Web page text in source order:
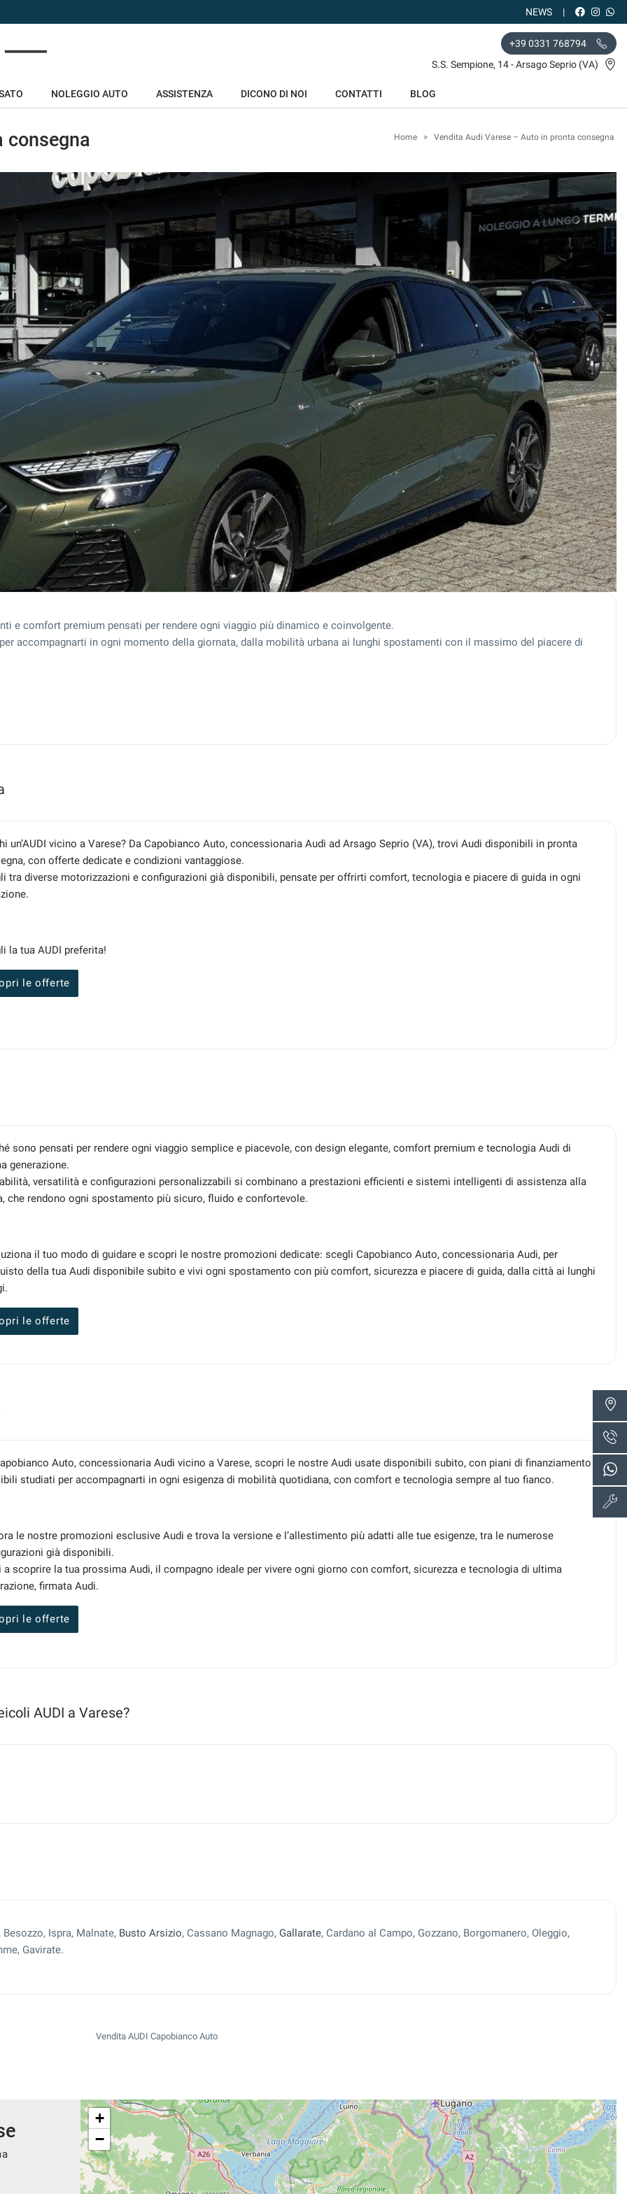
NEWS
+39 0331 768794
S.S. Sempione, 14 - Arsago Seprio (VA)
NOLEGGIO AUTO ASSISTENZA DICONO DI NOI CONTATTI BLOG
consegna Home > Vendita Audi Varese – Auto in pronta consegna
e comfort premium pensati per rendere ogni viaggio più dinamico e coinvolgente.
accompagnarti in ogni momento della giornata, dalla mobilità urbana ai lunghi spostamenti con il massimo del piacere di
un’AUDI vicino a Varese? Da Capobianco Auto, concessionaria Audi ad Arsago Seprio (VA), trovi Audi disponibili in pronta
con offerte dedicate e condizioni vantaggiose.
tra diverse motorizzazioni e configurazioni già disponibili, pensate per offrirti comfort, tecnologia e piacere di guida in ogni
la tua AUDI preferita!
le offerte
sono pensati per rendere ogni viaggio semplice e piacevole, con design elegante, comfort premium e tecnologia Audi di
generazione.
versatilità e configurazioni personalizzabili si combinano a prestazioni efficienti e sistemi intelligenti di assistenza alla
che rendono ogni spostamento più sicuro, fluido e confortevole.
il tuo modo di guidare e scopri le nostre promozioni dedicate: scegli Capobianco Auto, concessionaria Audi, per
della tua Audi disponibile subito e vivi ogni spostamento con più comfort, sicurezza e piacere di guida, dalla città ai lunghi
le offerte
Auto, concessionaria Audi vicino a Varese, scopri le nostre Audi usate disponibili subito, con piani di finanziamento
studiati per accompagnarti in ogni esigenza di mobilità quotidiana, con comfort e tecnologia sempre al tuo fianco.
le nostre promozioni esclusive Audi e trova la versione e l’allestimento più adatti alle tue esigenze, tra le numerose
già disponibili.
a scoprire la tua prossima Audi, il compagno ideale per vivere ogni giorno con comfort, sicurezza e tecnologia di ultima
firmata Audi.
le offerte
AUDI a Varese?
, Besozzo, Ispra, Malnate, Busto Arsizio, Cassano Magnago, Gallarate, Cardano al Campo, Gozzano, Borgomanero, Oleggio,
Gavirate.
Vendita AUDI Capobianco Auto
+
−